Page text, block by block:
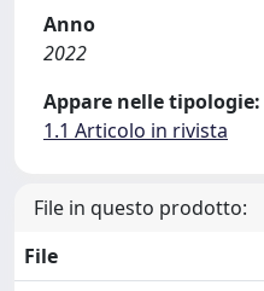
Anno
2022
Appare nelle tipologie:
1.1 Articolo in rivista
File in questo prodotto:
File